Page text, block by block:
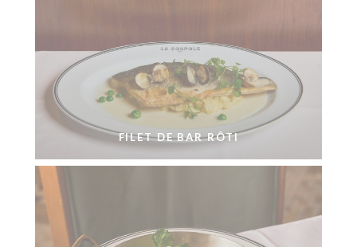
FILET DE BAR RÔTI